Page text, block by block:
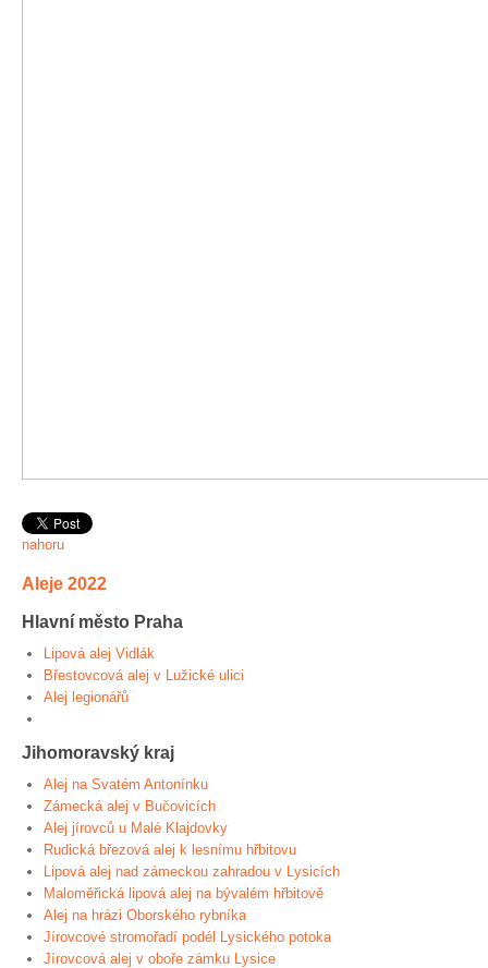
nahoru
Aleje 2022
Hlavní město Praha
Lipová alej Vidlák
Břestovcová alej v Lužické ulici
Alej legionářů
Jihomoravský kraj
Alej na Svatém Antonínku
Zámecká alej v Bučovicích
Alej jírovců u Malé Klajdovky
Rudická březová alej k lesnímu hřbitovu
Lipová alej nad zámeckou zahradou v Lysicích
Maloměřická lipová alej na bývalém hřbitově
Alej na hrázi Oborského rybníka
Jírovcové stromořadí podél Lysického potoka
Jírovcová alej v oboře zámku Lysice